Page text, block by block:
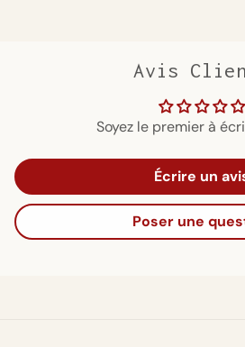
Avis
Soyez le premier à
Écrire un
Poser une